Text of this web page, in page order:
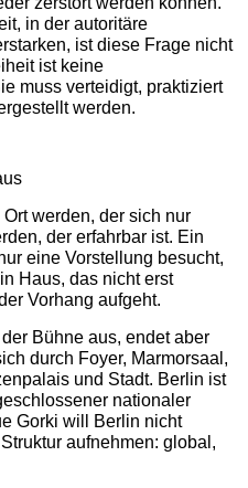
in der autoritäre
ist diese Frage nicht
ist keine
muss verteidigt, praktiziert
werden.
werden, der sich nur
der erfahrbar ist. Ein
eine Vorstellung besucht,
Haus, das nicht erst
Vorhang aufgeht.
Bühne aus, endet aber
durch Foyer, Marmorsaal,
und Stadt. Berlin ist
nationaler
Gorki will Berlin nicht
aufnehmen: global,